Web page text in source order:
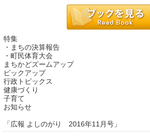
キーワード
特集
・まちの決算報告
・町民体育大会
まちかどズームアップ
ピックアップ
行政トピックス
健康づくり
子育て
お知らせ
「広報 よしのがり 2016年11月号」
↓↓ ebooks専用本棚 ↓↓